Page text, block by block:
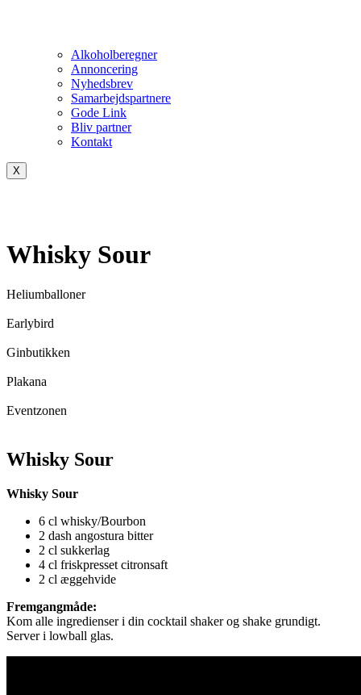
Alkoholberegner
Annoncering
Nyhedsbrev
Samarbejdspartnere
Gode Link
Bliv partner
Kontakt
X
Whisky Sour
Heliumballoner
Earlybird
Ginbutikken
Plakana
Eventzonen
Whisky Sour
Whisky Sour
6 cl whisky/Bourbon
2 dash angostura bitter
2 cl sukkerlag
4 cl friskpresset citronsaft
2 cl æggehvide
Fremgangmåde:
Kom alle ingredienser i din cocktail shaker og shake grundigt.
Server i lowball glas.